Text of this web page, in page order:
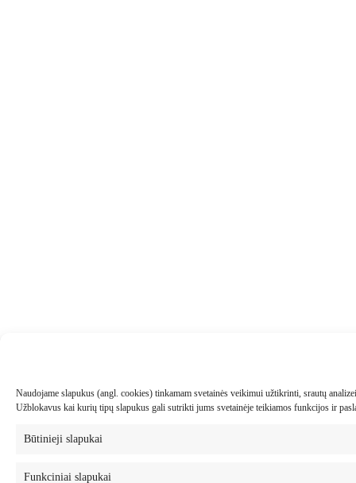
Naudojame slapukus (angl. cookies) tinkamam svetainės veikimui užtikrinti, srautų
Užblokavus kai kurių tipų slapukus gali sutrikti jums svetainėje teikiamos funkcijos ir
Būtinieji slapukai
Funkciniai slapukai